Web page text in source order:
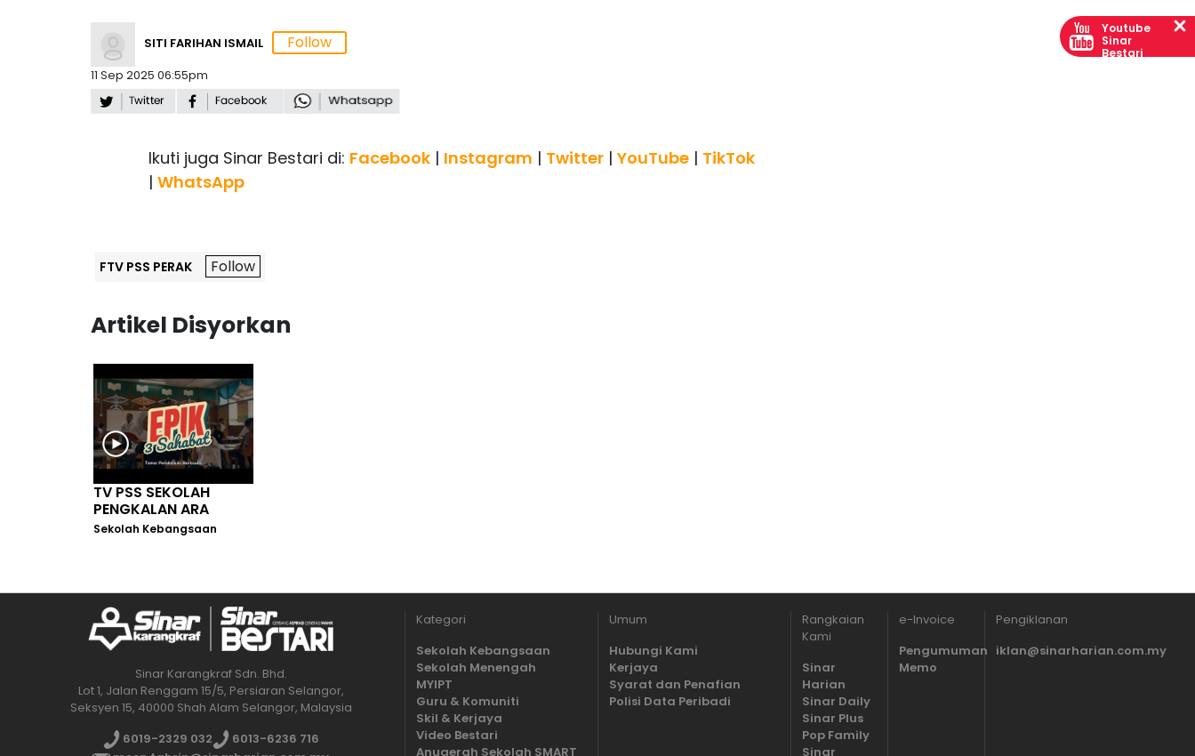
SITI FARIHAN ISMAIL
11 Sep 2025 06:55pm
Ikuti juga Sinar Bestari di: Facebook | Instagram | Twitter | YouTube | TikTok
| WhatsApp
FTV PSS PERAK
Artikel Disyorkan
TV PSS SEKOLAH
PENGKALAN ARA
Sekolah Kebangsaan
Sinar Karangkraf Sdn. Bhd.
Lot 1, Jalan Renggam 15/5, Persiaran Selangor,
Seksyen 15, 40000 Shah Alam Selangor, Malaysia
6019-2329 032
6013-6236 716
Kategori
Sekolah Kebangsaan
Sekolah Menengah
MYIPT
Guru & Komuniti
Skil & Kerjaya
Video Bestari
Anugerah Sekolah SMART
Umum
Hubungi Kami
Kerjaya
Syarat dan Penafian
Polisi Data Peribadi
Rangkaian
Kami
Sinar
Harian
Sinar Daily
Sinar Plus
Pop Family
Sinar
e-Invoice
Pengumuman
Memo
Pengiklanan
iklan@sinarharian.com.my
Youtube
Sinar
Bestari